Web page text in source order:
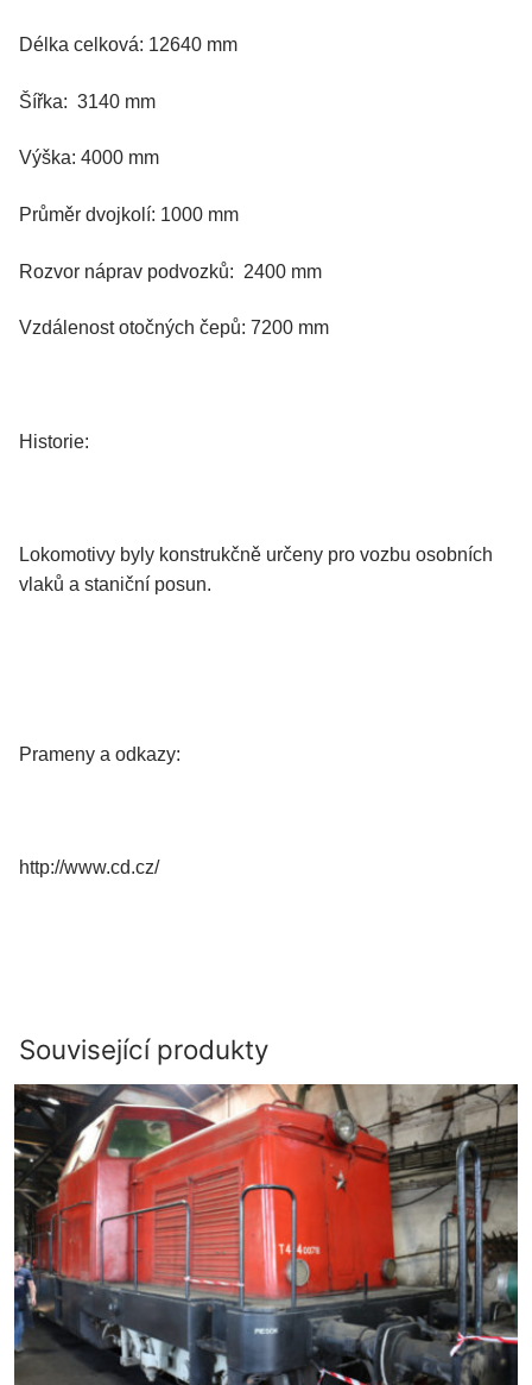
Délka celková: 12640 mm
Šířka: 3140 mm
Výška: 4000 mm
Průměr dvojkolí: 1000 mm
Rozvor náprav podvozků: 2400 mm
Vzdálenost otočných čepů: 7200 mm
Historie:
Lokomotivy byly konstrukčně určeny pro vozbu osobních
vlaků a staniční posun.
Prameny a odkazy:
http://www.cd.cz/
Související produkty